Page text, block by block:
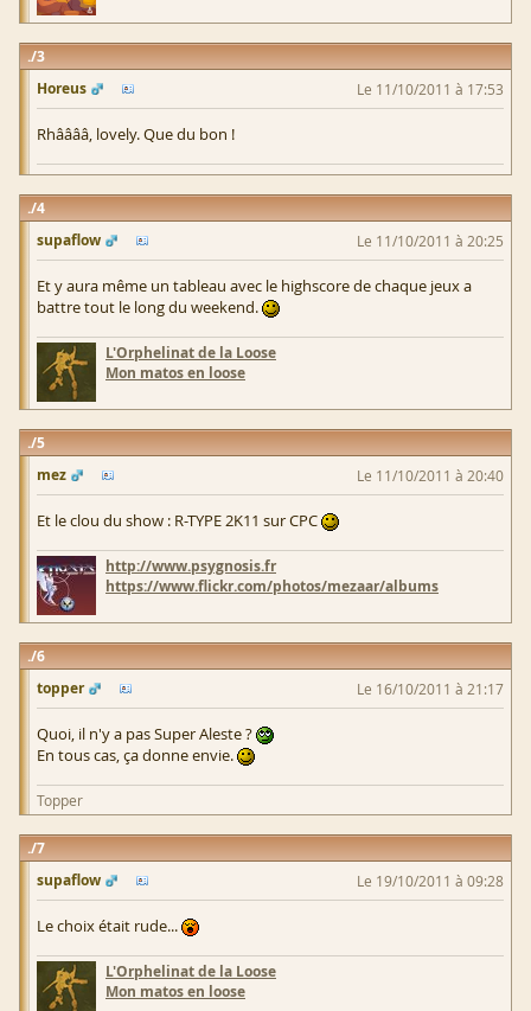
3
Horeus
Le 11/10/2011 à 17:53
Rhââââ, lovely. Que du bon !
4
supaflow
Le 11/10/2011 à 20:25
Et y aura même un tableau avec le highscore de chaque jeux a
battre tout le long du weekend.
L'Orphelinat de la Loose
Mon matos en loose
5
mez
Le 11/10/2011 à 20:40
Et le clou du show : R-TYPE 2K11 sur CPC
http://www.psygnosis.fr
https://www.flickr.com/photos/mezaar/albums
6
topper
Le 16/10/2011 à 21:17
Quoi, il n'y a pas Super Aleste ?
En tous cas, ça donne envie.
Topper
7
supaflow
Le 19/10/2011 à 09:28
Le choix était rude...
L'Orphelinat de la Loose
Mon matos en loose